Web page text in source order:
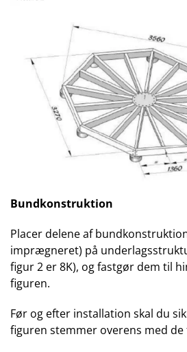
Bundkonstruktion
Placer delene af
imprægneret) på
figur 2 er 8K), og fastgør dem til
figuren.
Før og efter installation skal du
figuren stemmer overens med de